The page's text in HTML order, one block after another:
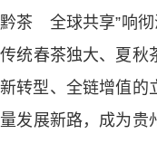
茶 全球共享”响
统春茶独大、夏
型、全链增值的
发展新路，成为